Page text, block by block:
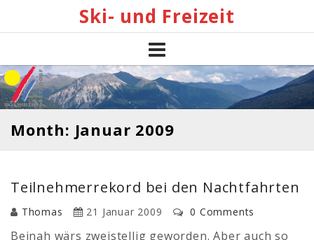
Ski- und Freizeit
Month: Januar 2009
Teilnehmerrekord bei den Nachtfahrten
Thomas 21 Januar 2009 0 Comments
Beinah wärs zweistellig geworden. Aber auch so